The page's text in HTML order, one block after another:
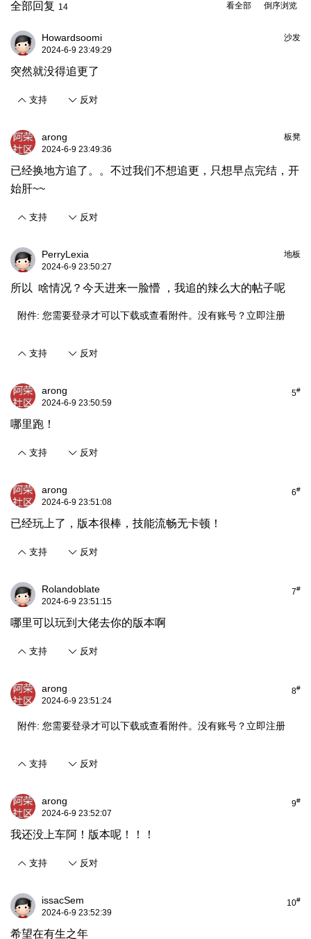
倒序浏览
看全部
全部回复 14
沙发
Howardsoomi
2024-6-9 23:49:29
突然就没得追更了
支持 反对
板凳
arong
2024-6-9 23:49:36
已经换地方追了。。不过我们不想追更，只想早点完结，开
始肝~~
支持 反对
地板
PerryLexia
2024-6-9 23:50:27
所以 啥情况？今天进来一脸懵 ，我追的辣么大的帖子呢
附件: 您需要登录才可以下载或查看附件。没有账号？ 立即注册
支持 反对
5#
arong
2024-6-9 23:50:59
哪里跑！
支持 反对
6#
arong
2024-6-9 23:51:08
已经玩上了，版本很棒，技能流畅无卡顿！
支持 反对
7#
Rolandoblate
2024-6-9 23:51:15
哪里可以玩到大佬去你的版本啊
支持 反对
8#
arong
2024-6-9 23:51:24
附件: 您需要登录才可以下载或查看附件。没有账号？ 立即注册
支持 反对
9#
arong
2024-6-9 23:52:07
我还没上车阿！版本呢！！！
支持 反对
10#
issacSem
2024-6-9 23:52:39
希望在有生之年